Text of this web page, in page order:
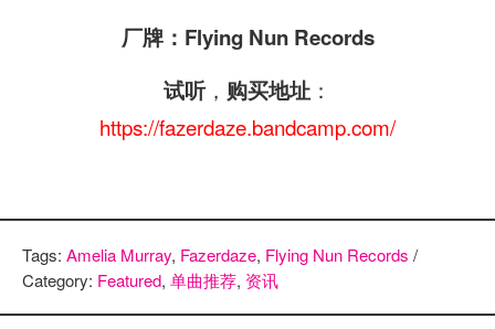
厂牌：Flying Nun Records
试听 ， 购买地址 ：
https://fazerdaze.bandcamp.com/
Tags: Amelia Murray, Fazerdaze, Flying Nun Records /
Category: Featured, 单曲推荐, 资讯